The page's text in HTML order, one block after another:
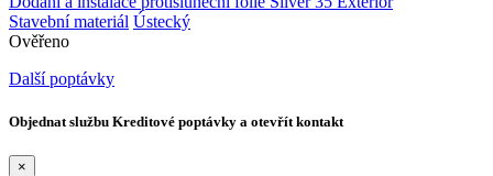
Stavební materiál Ústecký
Ověřeno
Další poptávky
Objednat službu Kreditové poptávky a otevřít kontakt
×